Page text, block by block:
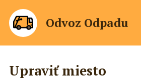
Odvoz Odpadu
Upraviť miesto